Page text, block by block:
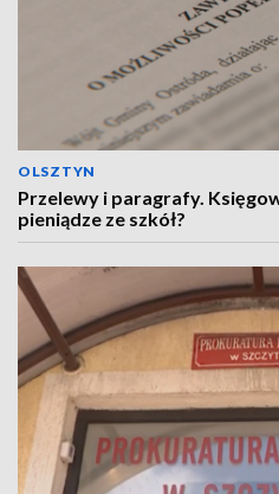
OLSZTYN
Przelewy i paragrafy.
pieniądze ze szkół?